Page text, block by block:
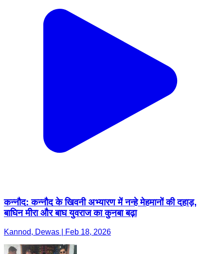
कन्नौद: कन्नौद के खिवनी अभ्यारण में नन्हे मेहमानों की दहाड़,
बाघिन मीरा और बाघ युवराज का कुनबा बढ़ा
Kannod, Dewas | Feb 18, 2026